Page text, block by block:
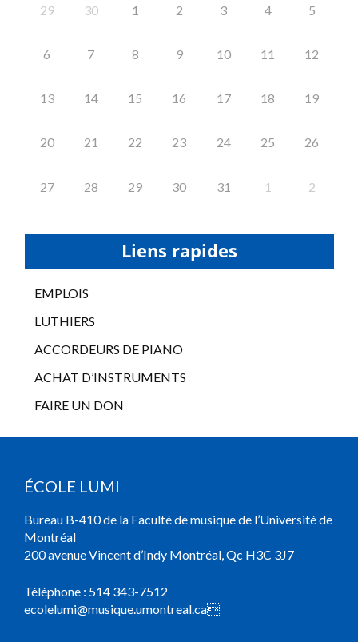
29 30 1 2 3 4 5
6 7 8 9 10 11 12
13 14 15 16 17 18 19
20 21 22 23 24 25 26
27 28 29 30 31 1 2
Liens rapides
EMPLOIS
LUTHIERS
ACCORDEURS DE PIANO
ACHAT D’INSTRUMENTS
FAIRE UN DON
ÉCOLE LUMI
Bureau B-410 de la Faculté de musique de l’Université de
Montréal
200 avenue Vincent d’Indy Montréal, Qc H3C 3J7
Téléphone : 514 343-7512
ecolelumi@musique.umontreal.ca